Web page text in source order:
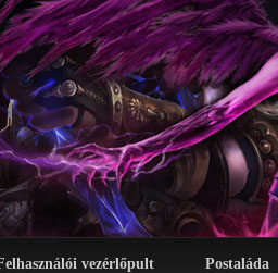
vezérlőpult Postaláda